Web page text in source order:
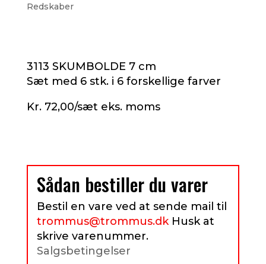
Redskaber
3113 SKUMBOLDE 7 cm
Sæt med 6 stk. i 6 forskellige farver
Kr. 72,00/sæt eks. moms
Sådan bestiller du varer
Bestil en vare ved at sende mail til
trommus@trommus.dkHusk at
skrive varenummer.
Salgsbetingelser